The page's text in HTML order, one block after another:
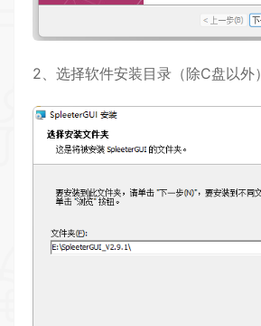
2、选择软件安装目录（除C盘以外）